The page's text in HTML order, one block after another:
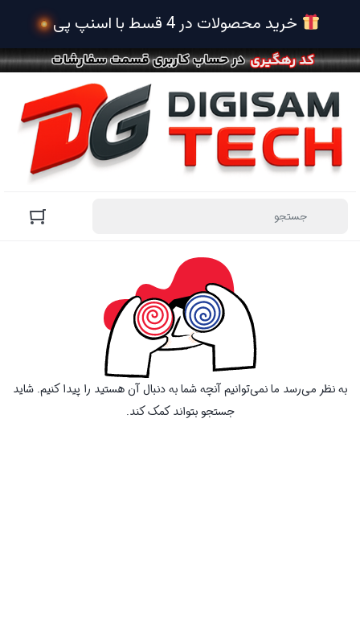
به نظر می‌رسد ما نمی‌توانیم آنچه شما به دنبال آن هستید را پیدا کنیم. شاید
جستجو بتواند کمک کند.
خرید محصولات در 4 قسط با اسنپ پی